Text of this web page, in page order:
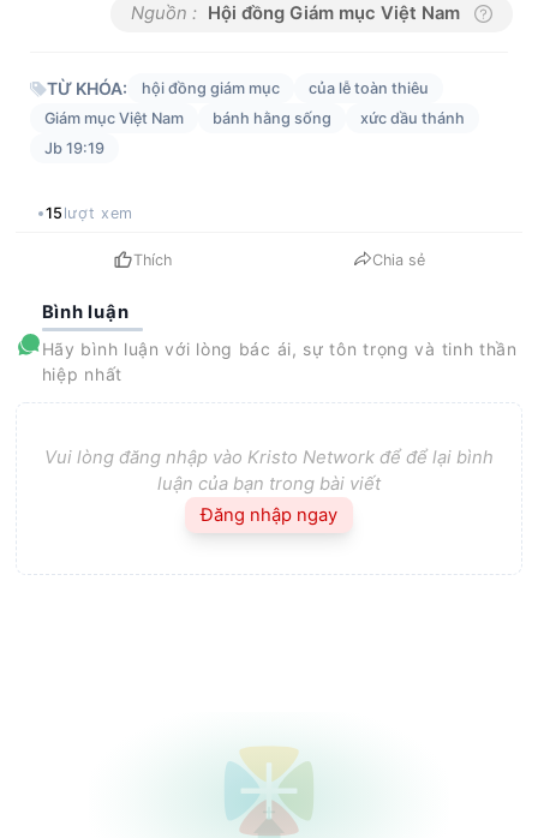
Nguồn : Hội đồng Giám mục Việt Nam
TỪ KHÓA: hội đồng giám mục
của lễ toàn thiêu
Giám mục Việt Nam
bánh hằng sống
xức dầu thánh
Jb 19:19
15 lượt xem
Thích Chia sẻ
Bình luận
Hãy bình luận với lòng bác ái, sự tôn trọng và tinh thần
hiệp nhất
Vui lòng đăng nhập vào Kristo Network để để lại bình
luận của bạn trong bài viết
Đăng nhập ngay